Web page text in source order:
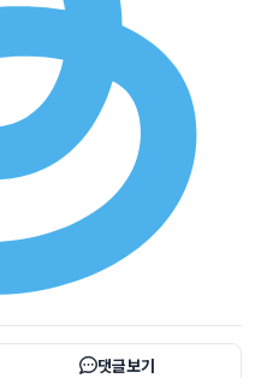
댓글보기